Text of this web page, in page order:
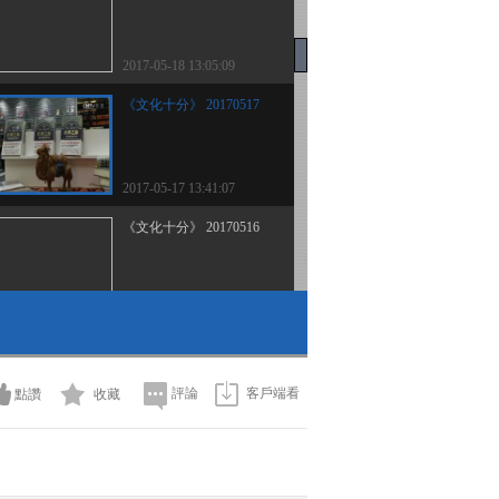
2017-05-18 13:05:09
《文化十分》 20170517
2017-05-17 13:41:07
《文化十分》 20170516
2017-05-15 12:59:03
點讚 收藏 評論 客戶端看